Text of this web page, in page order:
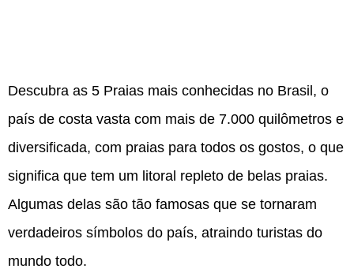
Descubra as 5 Praias mais conhecidas no Brasil, o
país de costa vasta com mais de 7.000 quilômetros e
diversificada, com praias para todos os gostos, o que
significa que tem um litoral repleto de belas praias.
Algumas delas são tão famosas que se tornaram
verdadeiros símbolos do país, atraindo turistas do
mundo todo.